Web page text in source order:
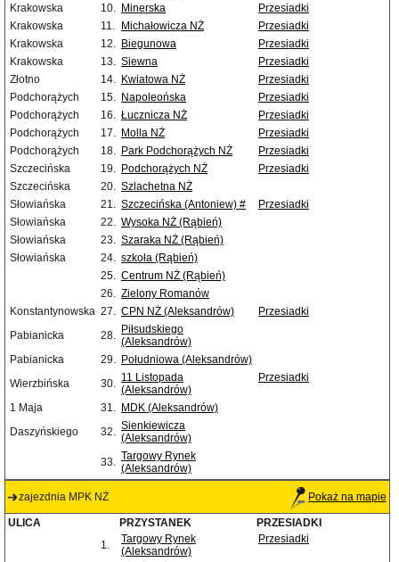
Krakowska 10. Minerska
Przesiadki
Krakowska
11. Michałowicza NŻ
Przesiadki
Krakowska
12. Biegunowa
Przesiadki
Krakowska
13. Siewna
Przesiadki
Złotno
14. Kwiatowa NŻ
Przesiadki
Podchorążych
15. Napoleońska
Przesiadki
Podchorążych
16. Łucznicza NŻ
Przesiadki
Podchorążych
17. Molla NŻ
Przesiadki
Podchorążych
18. Park Podchorążych NŻ
Przesiadki
Szczecińska
19. Podchorążych NŻ
Przesiadki
Szczecińska
20. Szlachetna NŻ
Słowiańska
21. Szczecińska (Antoniew) #
Przesiadki
Słowiańska
22. Wysoka NŻ (Rąbień)
Słowiańska
23. Szaraka NŻ (Rąbień)
Słowiańska
24. szkoła (Rąbień)
25. Centrum NŻ (Rąbień)
26. Zielony Romanów
Konstantynowska 27. CPN NŻ (Aleksandrów)
Przesiadki
Pabianicka
28. Piłsudskiego
(Aleksandrów)
Pabianicka
29. Południowa (Aleksandrów)
Wierzbińska
30. 11 Listopada
(Aleksandrów)
Przesiadki
1 Maja 31. MDK (Aleksandrów)
Daszyńskiego
32. Sienkiewicza
(Aleksandrów)
33. Targowy Rynek
(Aleksandrów)
zajezdnia MPK NŻ Pokaż na mapie
ULICA PRZYSTANEK
PRZESIADKI
1.
Targowy Rynek
(Aleksandrów)
Przesiadki